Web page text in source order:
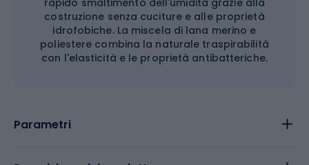
rapido smaltimento dell'umidità grazie alla
costruzione senza cuciture e alle proprietà
idrofobiche. La miscela di lana merino e
poliestere combina la naturale traspirabilità
con l'elasticità e le proprietà antibatteriche.
Parametri